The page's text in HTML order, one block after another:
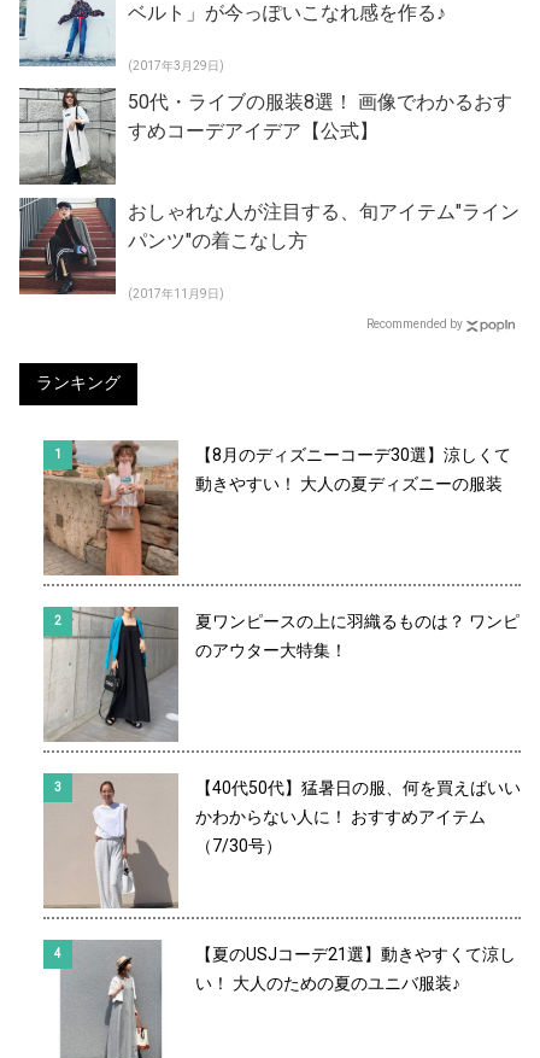
ベルト」が今っぽいこなれ感を作る♪
(2017年3月29日)
50代・ライブの服装8選！ 画像でわかるおす
すめコーデアイデア【公式】
おしゃれな人が注目する、旬アイテム"ライン
パンツ"の着こなし方
(2017年11月9日)
Recommended by
ランキング
【8月のディズニーコーデ30選】涼しくて
動きやすい！ 大人の夏ディズニーの服装
夏ワンピースの上に羽織るものは？ ワンピ
のアウター大特集！
【40代50代】猛暑日の服、何を買えばいい
かわからない人に！ おすすめアイテム
（7/30号）
【夏のUSJコーデ21選】動きやすくて涼し
い！ 大人のための夏のユニバ服装♪